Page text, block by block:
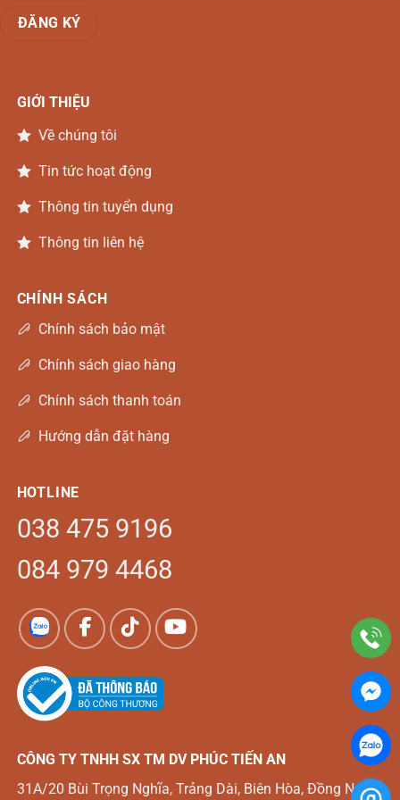
GIỚI THIỆU
Về chúng tôi
Tin tức hoạt động
Thông tin tuyển dụng
Thông tin liên hệ
CHÍNH SÁCH
Chính sách bảo mật
Chính sách giao hàng
Chính sách thanh toán
Hướng dẫn đặt hàng
HOTLINE
038 475 9196
084 979 4468
CÔNG TY TNHH SX TM DV PHÚC TIẾN AN
31A/20 Bùi Trọng Nghĩa, Trảng Dài, Biên Hòa, Đồng Nai